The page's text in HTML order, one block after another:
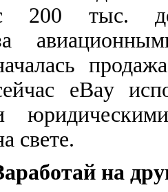
200 тыс.
eBay
свете.
на